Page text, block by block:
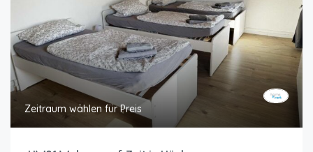
Zeitraum wählen für Preis